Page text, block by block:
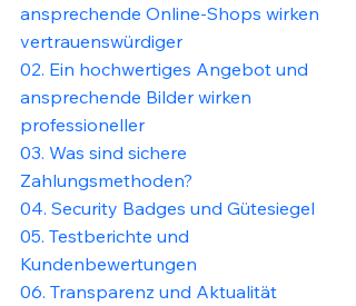
ansprechende Online-Shops wirken
vertrauenswürdiger
02. Ein hochwertiges Angebot und
ansprechende Bilder wirken
professioneller
03. Was sind sichere
Zahlungsmethoden?
04. Security Badges und Gütesiegel
05. Testberichte und
Kundenbewertungen
06. Transparenz und Aktualität